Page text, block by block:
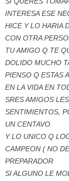
INTERESA ESE
HICE Y LO HARIA
CON OTRA
TU AMIGO Q TE
DOLIDO MUCHO
PIENSO Q ESTAS
EN LA VIDA EN
SRES AMIGOS
SENTIMIENTOS,
UN CENTAVO.
Y LO UNICO Q
CAMPEON ( NO
PREPARADOR
SI ALGUNO LE